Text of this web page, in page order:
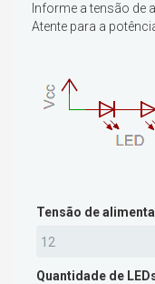
Informe a tensão de
Atente para a
Tensão de
Quantidade de